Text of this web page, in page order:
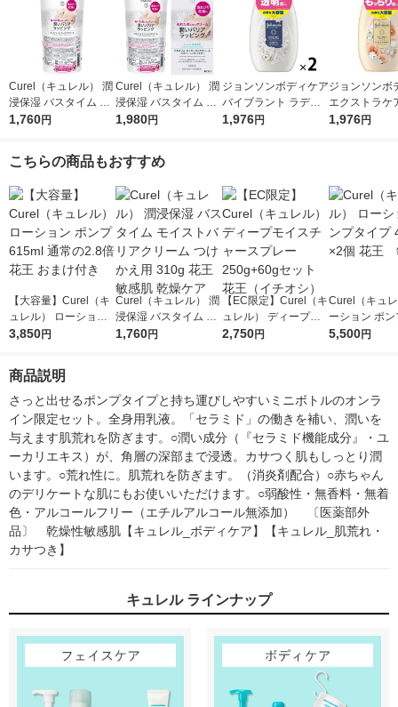
Curel（キュレル） 潤
浸保湿 バスタイム モ
イストバリアクリーム
1,760円
Curel（キュレル） 潤
浸保湿 バスタイム モ
イストバリアクリーム
1,980円
ジョンソンボディケア
バイブラント ラディ
アンス アロマミルク
1,976円
ジョンソンボ
エクストラケ
ミルク 500ml
1,976円
こちらの商品もおすすめ
【大容量】Curel（キ
ュレル） ローション
ポンプ 615ml 通常の
3,850円
Curel（キュレル） 潤
浸保湿 バスタイム モ
イストバリアクリーム
1,760円
【EC限定】Curel（キ
ュレル） ディープモ
イスチャースプレー 2
2,750円
Curel（キュ
ーション ポ
プ 410mL ×2
5,500円
商品説明
さっと出せるポンプタイプと持ち運びしやすいミニボトルのオンラ
イン限定セット。全身用乳液。「セラミド」の働きを補い、潤いを
与えます肌荒れを防ぎます。○潤い成分（『セラミド機能成分』・ユ
ーカリエキス）が、角層の深部まで浸透。カサつく肌もしっとり潤
います。○荒れ性に。肌荒れを防ぎます。（消炎剤配合）○赤ちゃん
のデリケートな肌にもお使いいただけます。○弱酸性・無香料・無着
色・アルコールフリー（エチルアルコール無添加）　〔医薬部外
品〕　乾燥性敏感肌【キュレル_ボディケア】【キュレル_肌荒れ・
カサつき】
キュレル ラインナップ